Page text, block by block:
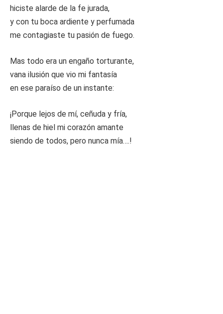
hiciste alarde de la fe jurada,
y con tu boca ardiente y perfumada
me contagiaste tu pasión de fuego.
Mas todo era un engaño torturante,
vana ilusión que vio mi fantasía
en ese paraíso de un instante:
¡Porque lejos de mí, ceñuda y fría,
llenas de hiel mi corazón amante
siendo de todos, pero nunca mía….!